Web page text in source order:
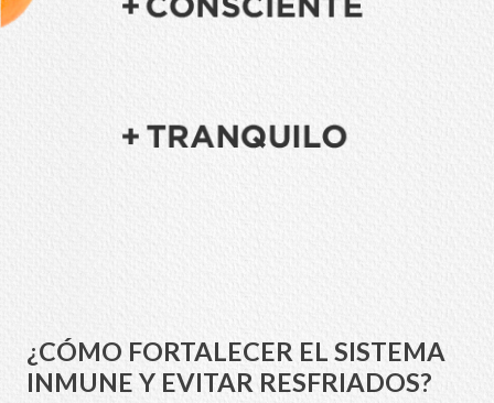
¿CÓMO FORTALECER EL SISTEMA
INMUNE Y EVITAR RESFRIADOS?